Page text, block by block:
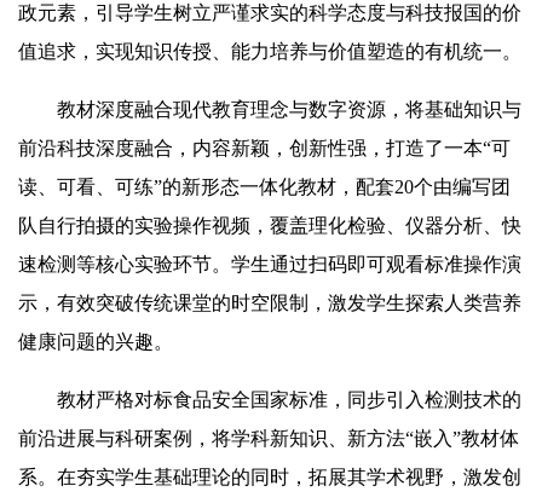
政元素，引导学生树立严谨求实的科学态度与科技报国的价
值追求，实现知识传授、能力培养与价值塑造的有机统一。
教材深度融合现代教育理念与数字资源，将基础知识与
前沿科技深度融合，内容新颖，创新性强，打造了一本“可
读、可看、可练”的新形态一体化教材，配套20个由编写团
队自行拍摄的实验操作视频，覆盖理化检验、仪器分析、快
速检测等核心实验环节。学生通过扫码即可观看标准操作演
示，有效突破传统课堂的时空限制，激发学生探索人类营养
健康问题的兴趣。
教材严格对标食品安全国家标准，同步引入检测技术的
前沿进展与科研案例，将学科新知识、新方法“嵌入”教材体
系。在夯实学生基础理论的同时，拓展其学术视野，激发创